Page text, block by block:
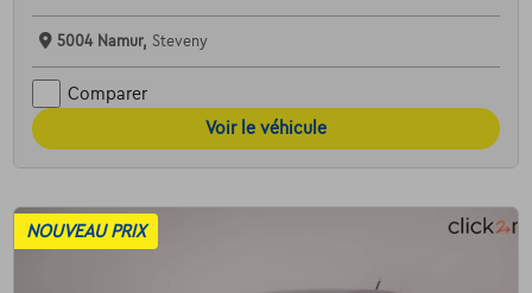
5004 Namur, Steveny
Comparer
Voir le véhicule
NOUVEAU PRIX